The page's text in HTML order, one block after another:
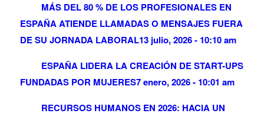
MÁS DEL 80 % DE LOS PROFESIONALES EN
ESPAÑA ATIENDE LLAMADAS O MENSAJES FUERA
DE SU JORNADA LABORAL13 julio, 2026 - 10:10 am
ESPAÑA LIDERA LA CREACIÓN DE START-UPS
FUNDADAS POR MUJERES7 enero, 2026 - 10:01 am
RECURSOS HUMANOS EN 2026: HACIA UN